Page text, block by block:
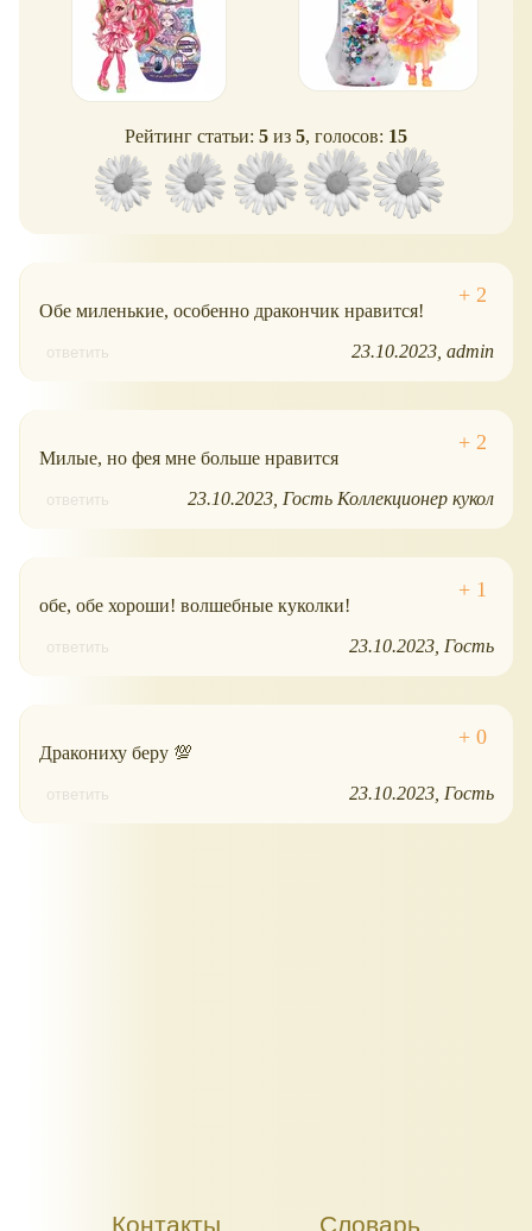
Рейтинг статьи: 5 из 5, голосов: 15
Обе миленькие, особенно дракончик нравится!
ответить 23.10.2023 admin
Милые, но фея мне больше нравится
ответить 23.10.2023 Гость Коллекционер кукол
обе, обе хороши! волшебные куколки!
ответить 23.10.2023 Гость
Дракониху беру 💯
ответить 23.10.2023 Гость
Контакты Словарь